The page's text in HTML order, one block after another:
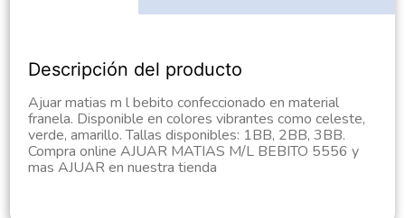
Descripción del producto
Ajuar matias m l bebito confeccionado en material
franela. Disponible en colores vibrantes como celeste,
verde, amarillo. Tallas disponibles: 1BB, 2BB, 3BB.
Compra online AJUAR MATIAS M/L BEBITO 5556 y
mas AJUAR en nuestra tienda